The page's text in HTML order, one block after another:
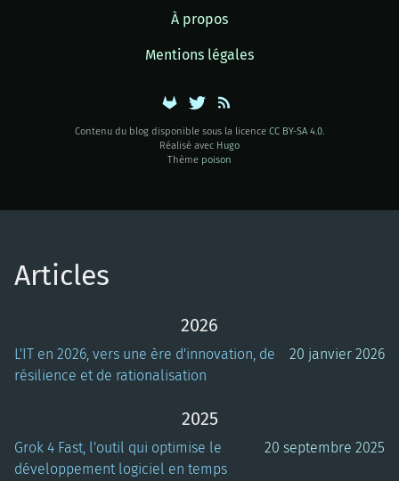
À propos
Mentions légales
Contenu du blog disponible sous la licence CC BY-SA 4.0.
Réalisé avec Hugo
Thème poison
Articles
2026
L'IT en 2026, vers une ère d'innovation, de
résilience et de rationalisation
20 janvier 2026
2025
Grok 4 Fast, l'outil qui optimise le
développement logiciel en temps
20 septembre 2025